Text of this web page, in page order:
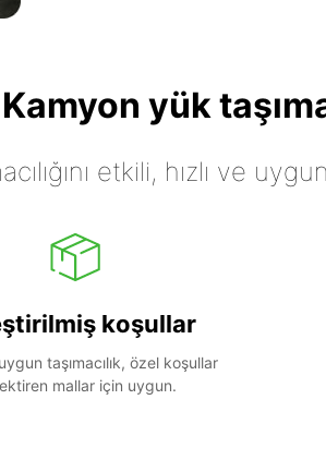
yük
etkili, hızlı ve
koşullar
taşımacılık, özel koşullar
mallar için uygun.